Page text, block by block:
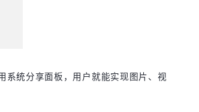
系统分享面板，用户就能实现图片、视